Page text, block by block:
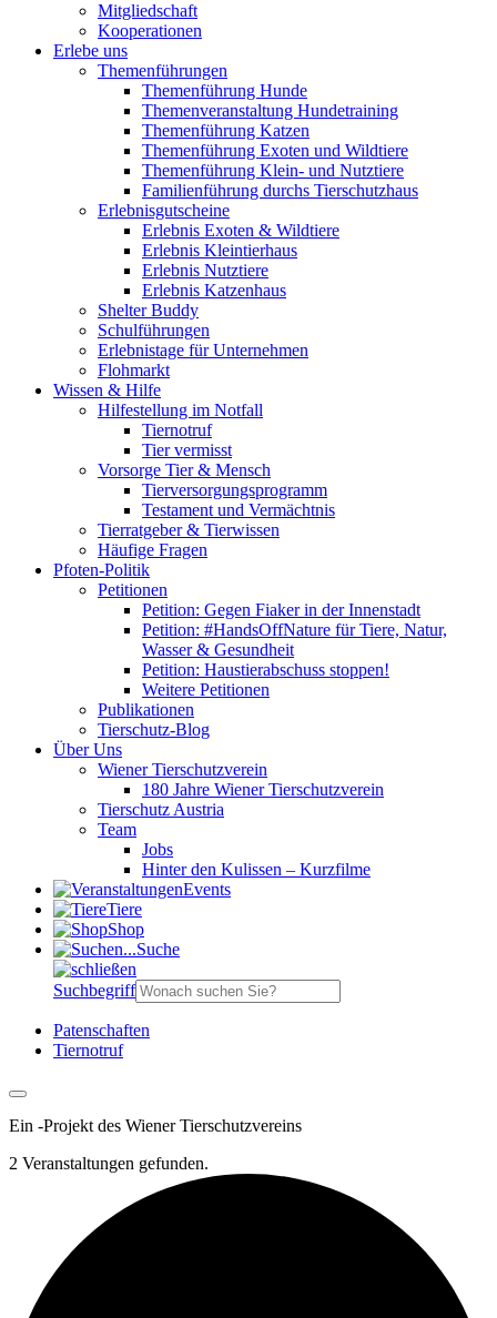
Mitgliedschaft
Kooperationen
Erlebe uns
Themenführungen
Themenführung Hunde
Themenveranstaltung Hundetraining
Themenführung Katzen
Themenführung Exoten und Wildtiere
Themenführung Klein- und Nutztiere
Familienführung durchs Tierschutzhaus
Erlebnisgutscheine
Erlebnis Exoten & Wildtiere
Erlebnis Kleintierhaus
Erlebnis Nutztiere
Erlebnis Katzenhaus
Shelter Buddy
Schulführungen
Erlebnistage für Unternehmen
Flohmarkt
Wissen & Hilfe
Hilfestellung im Notfall
Tiernotruf
Tier vermisst
Vorsorge Tier & Mensch
Tierversorgungsprogramm
Testament und Vermächtnis
Tierratgeber & Tierwissen
Häufige Fragen
Pfoten-Politik
Petitionen
Petition: Gegen Fiaker in der Innenstadt
Petition: #HandsOffNature für Tiere, Natur,
Wasser & Gesundheit
Petition: Haustierabschuss stoppen!
Weitere Petitionen
Publikationen
Tierschutz-Blog
Über Uns
Wiener Tierschutzverein
180 Jahre Wiener Tierschutzverein
Tierschutz Austria
Team
Jobs
Hinter den Kulissen – Kurzfilme
Events
Tiere
Shop
Suche
Suchbegriff
Patenschaften
Tiernotruf
Ein -Projekt des Wiener Tierschutzvereins
2 Veranstaltungen gefunden.